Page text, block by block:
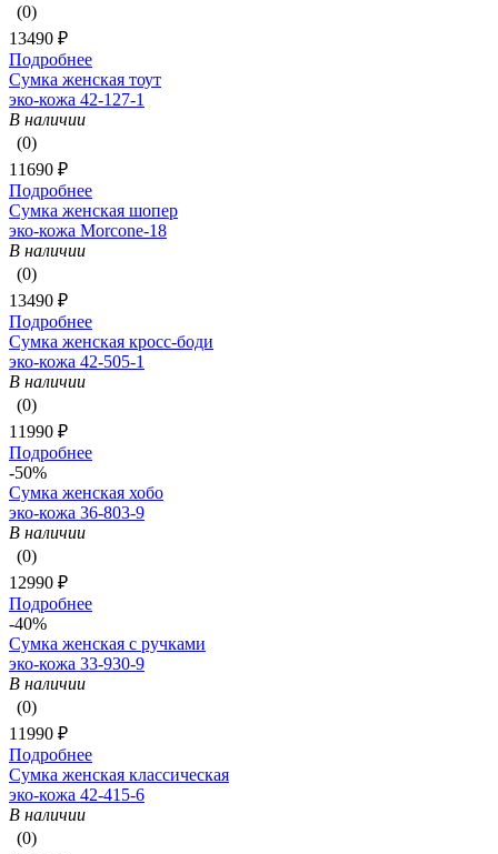
(0)
13490 ₽
Подробнее
Сумка женская тоут
эко-кожа 42-127-1
В наличии
(0)
11690 ₽
Подробнее
Сумка женская шопер
эко-кожа Morcone-18
В наличии
(0)
13490 ₽
Подробнее
Сумка женская кросс-боди
эко-кожа 42-505-1
В наличии
(0)
11990 ₽
Подробнее
-50%
Сумка женская хобо
эко-кожа 36-803-9
В наличии
(0)
12990 ₽
Подробнее
-40%
Сумка женская с ручками
эко-кожа 33-930-9
В наличии
(0)
11990 ₽
Подробнее
Сумка женская классическая
эко-кожа 42-415-6
В наличии
(0)